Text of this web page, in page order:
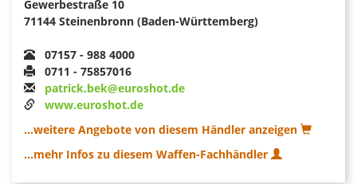
Gewerbestraße 10
71144 Steinenbronn (Baden-Württemberg)
07157 - 988 4000
0711 - 75857016
patrick.bek@euroshot.de
www.euroshot.de
...weitere Angebote von diesem Händler anzeigen
...mehr Infos zu diesem Waffen-Fachhändler